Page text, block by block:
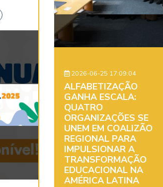
2026-06-25 17:09:04
ALFABETIZAÇÃO
GANHA ESCALA:
QUATRO
ORGANIZAÇÕES SE
UNEM EM COALIZÃO
REGIONAL PARA
IMPULSIONAR A
TRANSFORMAÇÃO
EDUCACIONAL NA
AMÉRICA LATINA